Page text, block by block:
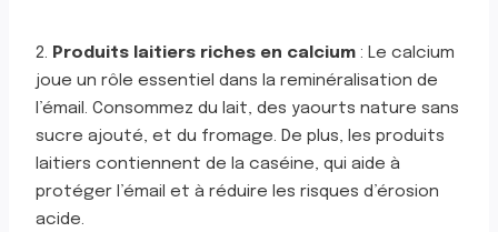
2. Produits laitiers riches en calcium : Le calcium
joue un rôle essentiel dans la reminéralisation de
l’émail. Consommez du lait, des yaourts nature sans
sucre ajouté, et du fromage. De plus, les produits
laitiers contiennent de la caséine, qui aide à
protéger l’émail et à réduire les risques d’érosion
acide.